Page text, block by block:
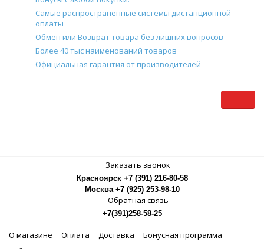
Самые распространенные системы дистанционной
оплаты
Обмен или Возврат товара без лишних вопросов
Более 40 тыс наименований товаров
Официальная гарантия от производителей
Заказать звонок
Красноярск +7 (391) 216-80-58
Москва +7 (925) 253-98-10
Обратная связь
+7(391)258-58-25
О магазине Оплата Доставка
Бонусная программа